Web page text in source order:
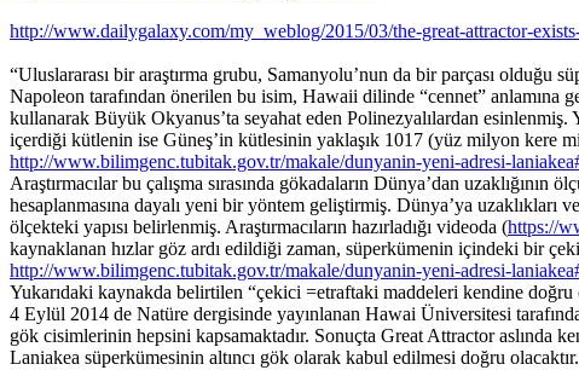
http://www.dailygalaxy.com/my_weblog/2015/03/the-great-attractor-
“Uluslararası bir araştırma grubu, Samanyolu’nun da bir parçası olduğu
Napoleon tarafından önerilen bu isim, Hawaii dilinde “cennet”
kullanarak Büyük Okyanus’ta seyahat eden Polinezyalılardan esinlenmiş.
içerdiği kütlenin ise Güneş’in kütlesinin yaklaşık 1017 (yüz milyon kere
http://www.bilimgenc.tubitak.gov.tr/makale/dunyanin-yeni-adresi-
Araştırmacılar bu çalışma sırasında gökadaların Dünya’dan
hesaplanmasına dayalı yeni bir yöntem geliştirmiş. Dünya’ya uzaklıkları
ölçekteki yapısı belirlenmiş. Araştırmacıların hazırladığı videoda (https://
kaynaklanan hızlar göz ardı edildiği zaman, süperkümenin içindeki bir
http://www.bilimgenc.tubitak.gov.tr/makale/dunyanin-yeni-adresi-
Yukarıdaki kaynakda belirtilen “çekici =etraftaki maddeleri kendine
4 Eylül 2014 de Natüre dergisinde yayınlanan Hawai Üniversitesi
gök cisimlerinin hepsini kapsamaktadır. Sonuçta Great Attractor aslında
Laniakea süperkümesinin altıncı gök olarak kabul edilmesi doğru olacaktır.